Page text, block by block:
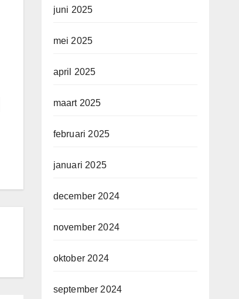
juni 2025
mei 2025
april 2025
maart 2025
februari 2025
januari 2025
december 2024
november 2024
oktober 2024
september 2024